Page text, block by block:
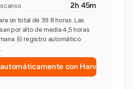
2h 45m
un total de 39.8 horas. Las
por alto de media 4,5 horas
El registro automático
con Harvest